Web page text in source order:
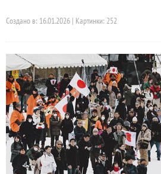
Создано в: 16.01.2026 | Картинки: 252